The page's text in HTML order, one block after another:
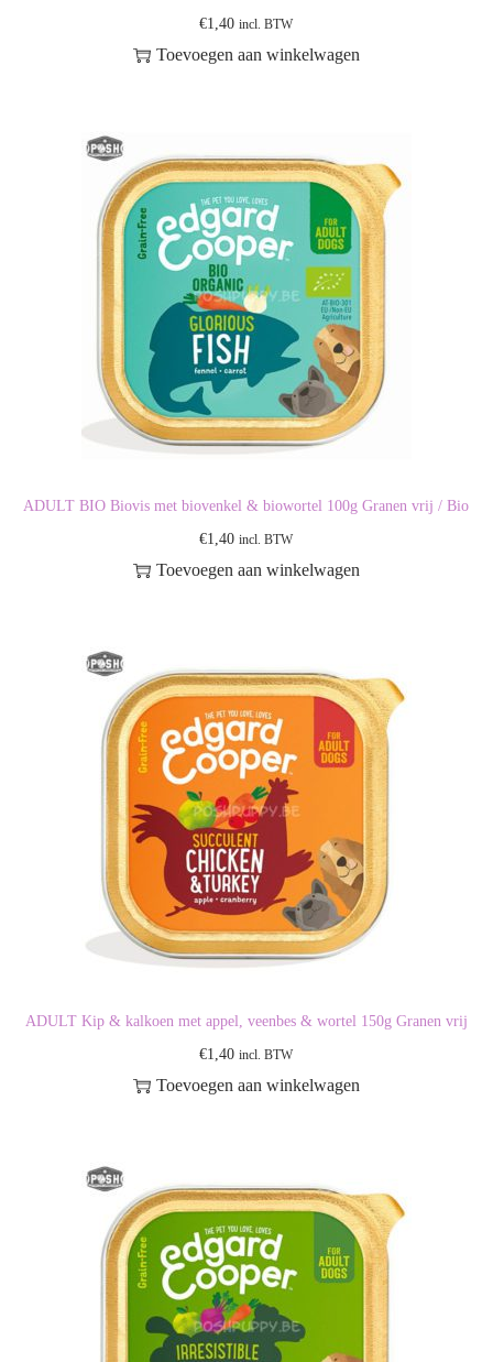
€1,40 incl. BTW
Toevoegen aan winkelwagen
ADULT BIO Biovis met biovenkel & biowortel 100g Granen vrij / Bio
€1,40 incl. BTW
Toevoegen aan winkelwagen
ADULT Kip & kalkoen met appel, veenbes & wortel 150g Granen vrij
€1,40 incl. BTW
Toevoegen aan winkelwagen